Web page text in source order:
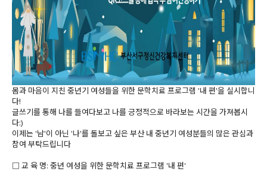
몸과 마음이 지친 중년기 여성들을 위한 문학치료 프로그램 '내 편'을 실시합니
다!
글쓰기를 통해 나를 들여다보고 나를 긍정적으로 바라보는 시간을 가져봅시
다:)
이제는 '남'이 아닌 '나'를 돌보고 싶은 부산 내 중년기 여성분들의 많은 관심과
참여 부탁드립니다
□ 교 육 명: 중년 여성을 위한 문학치료 프로그램 '내 편'